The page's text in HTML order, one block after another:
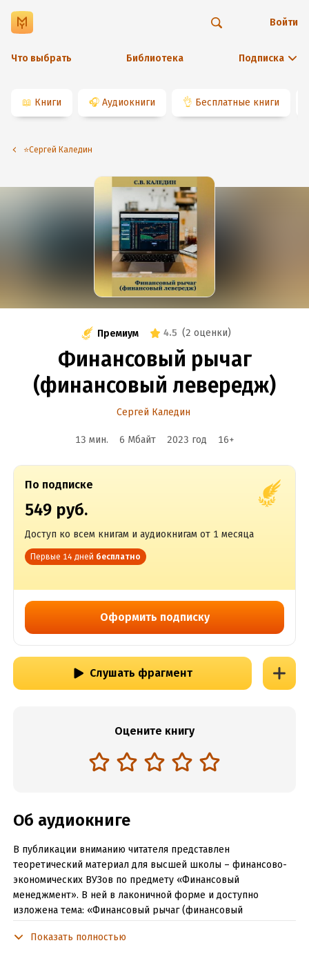
Что выбрать Библиотека Подписка
Войти
📖 Книги 🎧 Аудиокниги 👌 Бесплатные книги
⭐️Сергей Каледин
Премиум 4.5 (2 оценки)
Финансовый рычаг
(финансовый левередж)
Сергей Каледин
13 мин. 6 Мбайт 2023 год 16+
По подписке
549 руб.
Доступ ко всем книгам и аудиокнигам от 1 месяца
Первые 14 дней бесплатно
Оформить подписку
Слушать фрагмент
Оцените книгу
Об аудиокниге
В публикации вниманию читателя представлен
теоретический материал для высшей школы – финансово-
экономических ВУЗов по предмету «Финансовый
менеджмент». В ней в лаконичной форме и доступно
изложена тема: «Финансовый рычаг (финансовый
проблематики. Представленная информация, несомненно,
Показать полностью